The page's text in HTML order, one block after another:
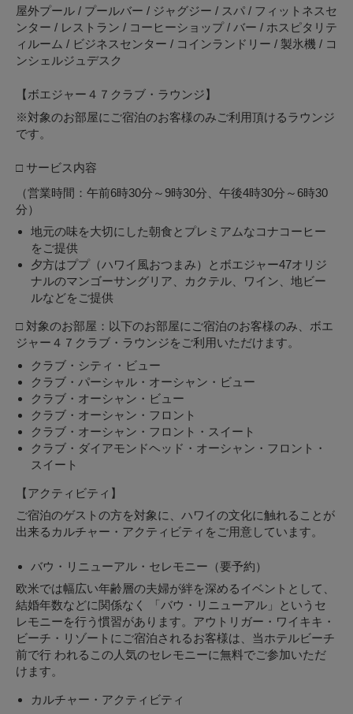
屋外プール / プールバー / ジャグジー / スパ / フィットネスセ
ンター / レストラン / コーヒーショップ / バー / ホスピタリテ
ィルーム / ビジネスセンター / コインランドリー / 製氷機 / コ
ンシェルジュデスク
【ボエジャー４７クラブ・ラウンジ】
※対象のお部屋にご宿泊のお客様のみご利用頂けるラウンジ
です。
□ サービス内容
（営業時間：午前6時30分～9時30分、午後4時30分～6時30
分）
地元の味を大切にした朝食とプレミアムなコナコーヒー
をご提供
夕方はププ（ハワイ風おつまみ）とボエジャー47オリジ
ナルのマンゴーサングリア、カクテル、ワイン、地ビー
ルなどをご提供
□ 対象のお部屋：以下のお部屋にご宿泊のお客様のみ、ボエ
ジャー４７クラブ・ラウンジをご利用いただけます。
クラブ・シティ・ビュー
クラブ・パーシャル・オーシャン・ビュー
クラブ・オーシャン・ビュー
クラブ・オーシャン・フロント
クラブ・オーシャン・フロント・スイート
クラブ・ダイアモンドヘッド・オーシャン・フロント・
スイート
【アクティビティ】
ご宿泊のゲストの方を対象に、ハワイの文化に触れることが
出来るカルチャー・アクティビティをご用意しています。
バウ・リニューアル・セレモニー（要予約）
欧米では幅広い年齢層の夫婦が絆を深めるイベントとして、
結婚年数などに関係なく 「バウ・リニューアル」というセ
レモニーを行う慣習があります。アウトリガー・ワイキキ・
ビーチ・リゾートにご宿泊されるお客様は、当ホテルビーチ
前で行 われるこの人気のセレモニーに無料でご参加いただ
けます。
カルチャー・アクティビティ